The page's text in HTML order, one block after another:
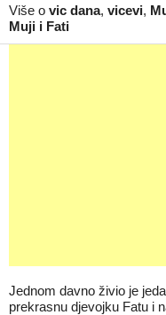
Više o vic dana, vicevi,
Muji i Fati
Jednom davno živio je
prekrasnu djevojku Fatu i